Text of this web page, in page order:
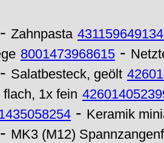
- Zahnpasta
8001473968615 -
- Salatbesteck, geölt
1x fein
- Keramik
- MK3 (M12)